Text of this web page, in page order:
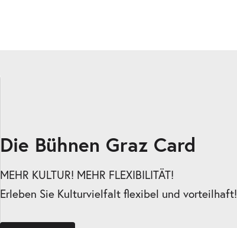
Die Bühnen Graz Card
MEHR KULTUR! MEHR FLEXIBILITÄT!
Erleben Sie Kulturvielfalt flexibel und vorteilhaft!